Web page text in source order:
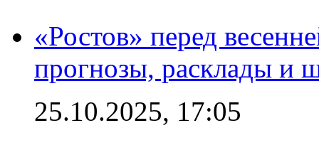
«Ростов» перед
прогнозы, расклады и
25.10.2025, 17:05